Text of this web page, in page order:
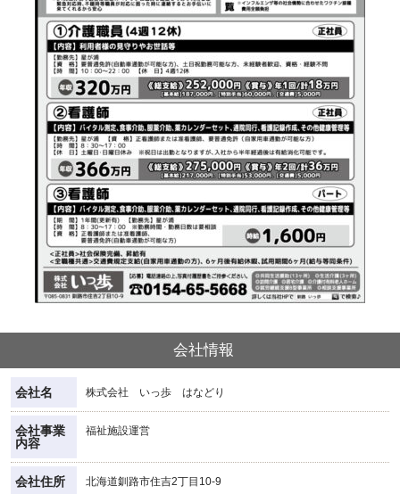
会社情報
会社名 株式会社 いっ歩 はなどり
会社事業
内容
福祉施設運営
会社住所 北海道釧路市住吉2丁目10-9